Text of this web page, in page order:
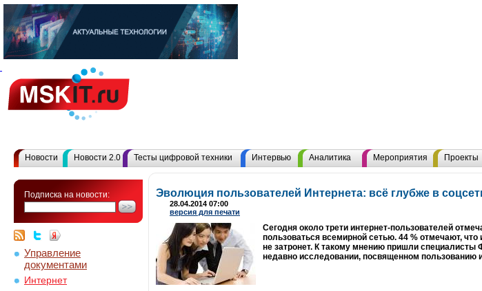
Новости Новости 2.0 Тесты цифровой техники Интервью Аналитика Мероприятия Проекты
Подписка на новости:
Управление
документами
Интернет
Эволюция пользователей Интернета: всё глубже в
28.04.2014 07:00
версия для печати
Сегодня около трети интернет-пользователей
пользоваться всемирной сетью. 44 % отмечают,
не затронет. К такому мнению пришли
недавно исследовании, посвященном пользованию